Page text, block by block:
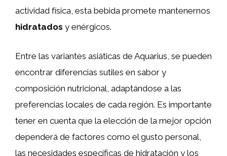
actividad física, esta bebida promete mantenernos
hidratados y enérgicos.
Entre las variantes asiáticas de Aquarius, se pueden
encontrar diferencias sutiles en sabor y
composición nutricional, adaptándose a las
preferencias locales de cada región. Es importante
tener en cuenta que la elección de la mejor opción
dependerá de factores como el gusto personal,
las necesidades específicas de hidratación y los